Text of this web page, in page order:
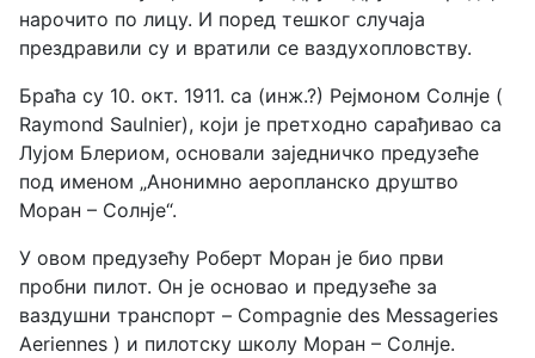
нарочито по лицу. И поред тешког случаја
прездравили су и вратили се ваздухопловству.
Браћа су 10. окт. 1911. са (инж.?) Рејмоном Солнје (
Raymond Saulnier), који је претходно сарађивао са
Лујом Блериом, основали заједничко предузеће
под именом „Анонимно аеропланско друштво
Моран – Солнје“.
У овом предузећу Роберт Моран је био први
пробни пилот. Он је основао и предузеће за
ваздушни транспорт – Compagnie des Messageries
Aeriennes ) и пилотску школу Моран – Солнје.